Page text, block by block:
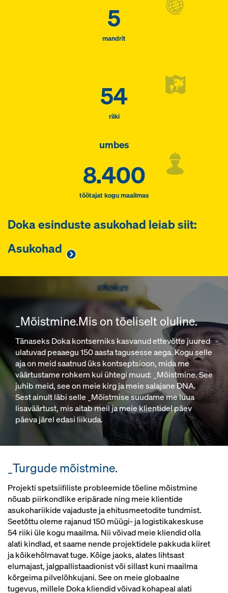
5
mandrit
54
riiki
umbes
8.400
töötajat kogu maailmas
Doka esinduste asukohad leiab siit:
Asukohad
_Mõistmine.Mis on tõeliselt oluline.
Tänaseks Doka kontserniks kasvanud ettevõtte juured
ulatuvad peaaegu 150 aasta tagusesse aega. Kogu selle
aja on meid saatnud üks kontseptsioon, mida me
väärtustame rohkem kui ühtegi muud: _Mõistmine. See
juhib meid, see on meie kirg ja meie salajane DNA.
Sest ainult läbi selle _Mõistmise suudame me luua
lisaväärtust, mis aitab meil ja meie klientidel päev
päeva järel edasi liikuda.
_Turgude mõistmine.
Projekti spetsiifiliste probleemide tõeline mõistmine
nõuab piirkondlike eripärade ning meie klientide
asukohariikide vajaduste ja ehitusmeetodite tundmist.
Seetõttu oleme rajanud 150 müügi- ja logistikakeskuse
54 riiki üle kogu maailma. Nii võivad meie kliendid olla
alati kindlad, et saame nende projektidele pakkuda kiiret
ja kõikehõlmavat tuge. Kõige jaoks, alates lihtsast
elumajast, jalgpallistaadionist või sillast kuni maailma
kõrgeima pilvelõhkujani. See on meie globaalne
tugevus, millele Doka kliendid võivad kohapeal alati